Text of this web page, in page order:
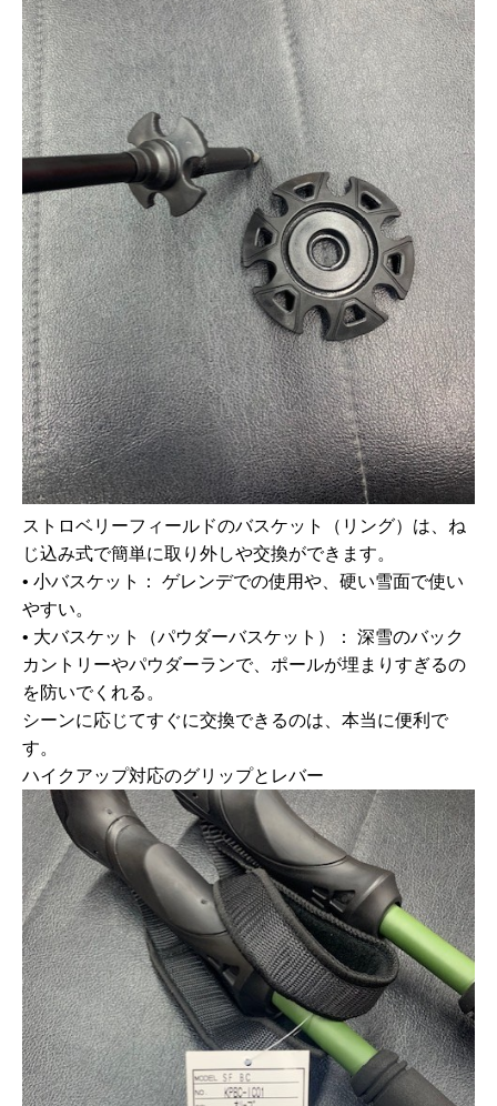
ストロベリーフィールドのバスケット（リング）は、 ね
じ込み式で簡単に取り外しや交換ができます。
• 小バスケット：
ゲレンデでの使用や、硬い雪面で使い
やすい。
• 大バスケット（パウダーバスケット）：
深雪のバック
カントリーやパウダーランで、ポールが埋まりすぎるの
を防いでくれる。
シーンに応じてすぐに交換できるのは、本当に便利で
す。
ハイクアップ対応のグリップとレバー